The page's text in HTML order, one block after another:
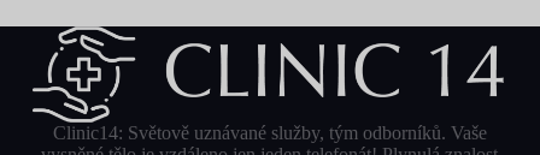
Clinic14: Světově uznávané služby, tým odborníků. Vaše